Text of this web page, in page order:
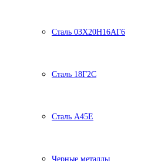
Сталь 03Х20Н16АГ6
Сталь 18Г2С
Сталь А45Е
Черные металлы